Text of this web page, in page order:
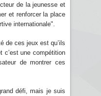
de la jeunesse et
et renforcer la place
internationale".
de ces jeux est qu’ils
c’est une compétition
de montrer ces
défi, mais je suis